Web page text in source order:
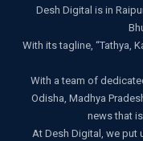
Desh Digital is in
With its tagline, “Tathya,
With a team of
Odisha, Madhya
news that
At Desh Digital, we put